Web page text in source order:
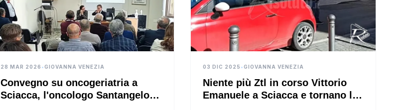
28 MAR 2026 •GIOVANNA VENEZIA
Convegno su oncogeriatria a
Sciacca, l'oncologo Santangelo:
03 DIC 2025 •GIOVANNA VENEZIA
Niente più Ztl in corso Vittorio
Emanuele a Sciacca e tornano le